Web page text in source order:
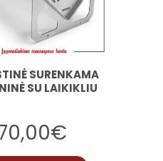
SURENKAMA
SU LAIKIKLIU